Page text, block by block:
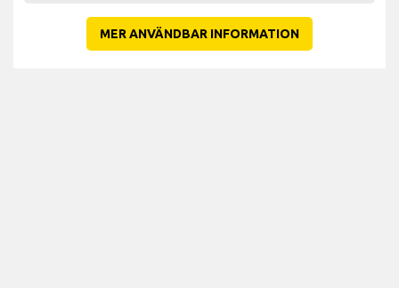
MER ANVÄNDBAR INFORMATION